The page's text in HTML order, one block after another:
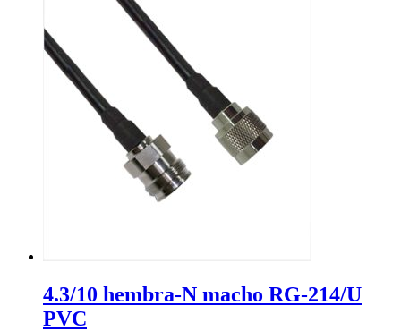
4.3/10 hembra-N macho RG-214/U
PVC